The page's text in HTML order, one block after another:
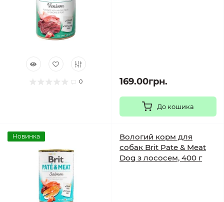
0 169.00грн.
До кошика
Новинка
Вологий корм для
собак Brit Pate & Meat
Dog з лососем, 400 г